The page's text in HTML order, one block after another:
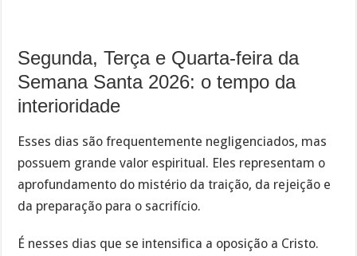
Segunda, Terça e Quarta-feira da
Semana Santa 2026: o tempo da
interioridade
Esses dias são frequentemente negligenciados, mas
possuem grande valor espiritual. Eles representam o
aprofundamento do mistério da traição, da rejeição e
da preparação para o sacrifício.
É nesses dias que se intensifica a oposição a Cristo.